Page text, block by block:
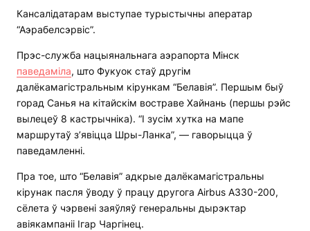
Кансалідатарам выступае турыстычны аператар
“Аэрабелсэрвіс”.
Прэс-служба нацыянальнага аэрапорта Мінск
паведаміла, што Фукуок стаў другім
далёкамагістральным кірункам “Белавія”. Першым быў
горад Санья на кітайскім востраве Хайнань (першы рэйс
вылецеў 8 кастрычніка). “І зусім хутка на мапе
маршрутаў з’явіцца Шры-Ланка”, — гаворыцца ў
паведамленні.
Пра тое, што “Белавія” адкрые далёкамагістральны
кірунак пасля ўводу ў працу другога Airbus А330-200,
сёлета ў чэрвені заяўляў генеральны дырэктар
авіякампаніі Ігар Чаргінец.